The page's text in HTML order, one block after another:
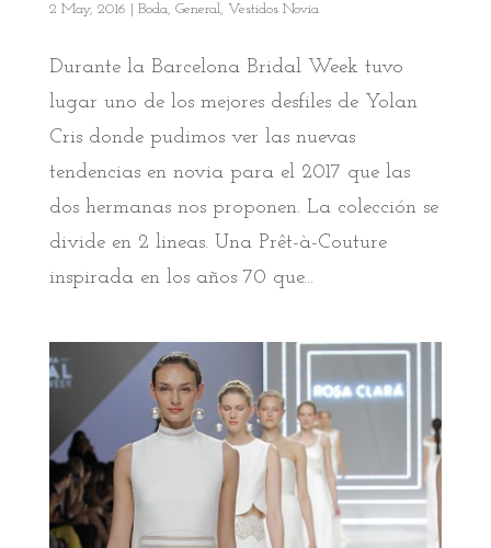
2 May, 2016 Boda, General, Vestidos Novia
Durante la Barcelona Bridal Week tuvo
lugar uno de los mejores desfiles de Yolan
Cris donde pudimos ver las nuevas
tendencias en novia para el 2017 que las
dos hermanas nos proponen. La colección se
divide en 2 lineas. Una Prêt-à-Couture
inspirada en los años 70 que...